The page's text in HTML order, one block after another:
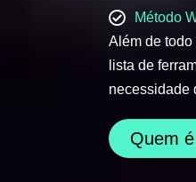
Método
Além de todo
lista de
necessidade
Quem